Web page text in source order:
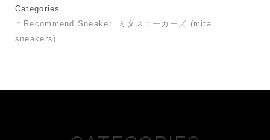
Categories
＊Recommend Sneaker
ミタスニーカーズ (mita
sneakers)